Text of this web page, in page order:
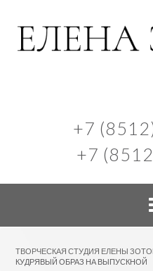
+7
+7
ТВОРЧЕСКАЯ СТУДИЯ ЕЛЕНЫ
КУДРЯВЫЙ ОБРАЗ НА ВЫПУСКНОЙ